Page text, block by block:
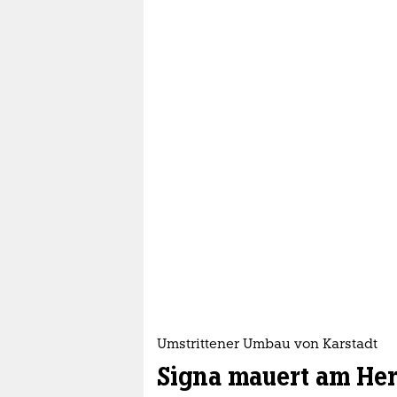
Umstrittener Umbau von Karstadt
Signa mauert am